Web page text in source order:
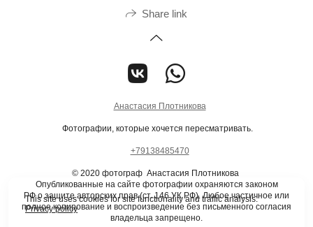
Share link
Анастасия Плотникова
Фотографии, которые хочется пересматривать.
+79138485470
© 2020 фотограф Анастасия Плотникова
Опубликованные на сайте фотографии охраняются законом
РФ о защите авторских прав (ст. 146 УК РФ). Любое частичное или
полное копирование и воспроизведение без письменного согласия
владельца запрещено.
This site uses cookies for site functionality and traffic analysis.
Privacy policy